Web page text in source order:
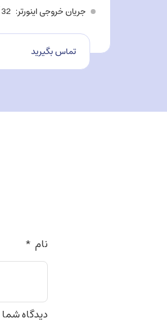
جریان خروجی اینورتر 32 آمپر
تماس بگیرید
نام *
دیدگاه شما